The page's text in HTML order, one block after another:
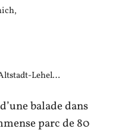
Lehel…
balade dans
parc de 80